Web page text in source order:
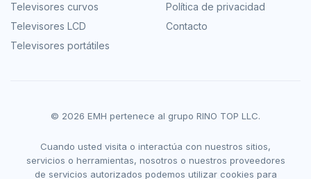
Televisores curvos
Televisores LCD
Televisores portátiles
Política de privacidad
Contacto
© 2026 EMH pertenece al grupo RINO TOP LLC.
Cuando usted visita o interactúa con nuestros sitios,
servicios o herramientas, nosotros o nuestros proveedores
de servicios autorizados podemos utilizar cookies para